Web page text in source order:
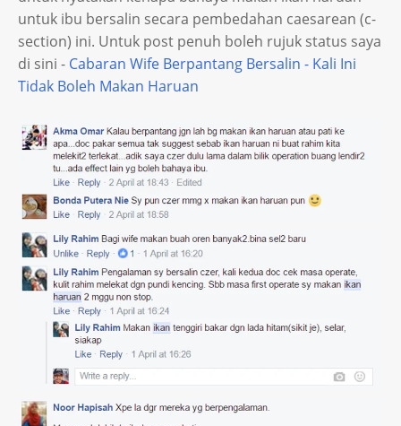
untuk ibu bersalin secara pembedahan caesarean (c-
section) ini. Untuk post penuh boleh rujuk status saya
di sini - Cabaran Wife Berpantang Bersalin - Kali Ini
Tidak Boleh Makan Haruan